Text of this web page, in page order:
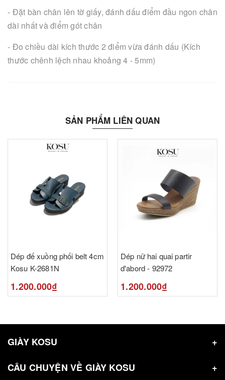
- Đặt bàn chân lên tờ giấy, đánh dấu điểm đầu ngon chân
dài nhất và điểm gót chân
- Đo chiều dài kích thước 2 điểm vừa đánh dấu (Kích
thước chênh lệch nhau khoảng 4 - 5mm)
SẢN PHẨM LIÊN QUAN
Dép đế xuồng phối belt 4cm
Kosu K-2681N
1.200.000₫
Dép nữ hai quai partir
d'abord - 92972
1.200.000₫
GIÀY KOSU
CÂU CHUYỆN VỀ GIÀY KOSU